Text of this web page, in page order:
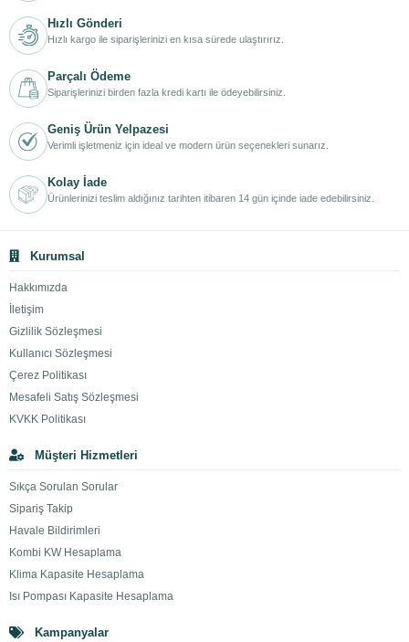
Hızlı Gönderi
Hızlı kargo ile siparişlerinizi en kısa sürede ulaştırırız.
Parçalı Ödeme
Siparişlerinizi birden fazla kredi kartı ile ödeyebilirsiniz.
Geniş Ürün Yelpazesi
Verimli işletmeniz için ideal ve modern ürün seçenekleri sunarız.
Kolay İade
Ürünlerinizi teslim aldığınız tarihten itibaren 14 gün içinde iade edebilirsiniz.
Kurumsal
Hakkımızda
İletişim
Gizlilik Sözleşmesi
Kullanıcı Sözleşmesi
Çerez Politikası
Mesafeli Satış Sözleşmesi
KVKK Politikası
Müşteri Hizmetleri
Sıkça Sorulan Sorular
Sipariş Takip
Havale Bildirimleri
Kombi KW Hesaplama
Klima Kapasite Hesaplama
Isı Pompası Kapasite Hesaplama
Kampanyalar